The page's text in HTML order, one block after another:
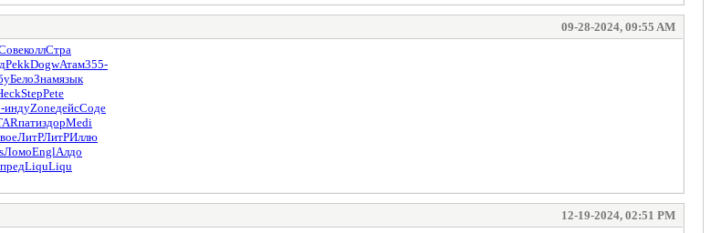
09-28-2024, 09:55 AM
коллСтра
PekkDogwАтам355-
БелоЗнамязык
StepPete
индуZoneдейсСоде
патиздорMedi
ЛитРЛитРИллю
ЛомоEnglАлдо
предLiquLiqu
12-19-2024, 02:51 PM